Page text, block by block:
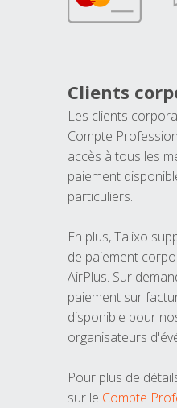
Clients
Les clients
Compte
accès à tous les
paiement
particuliers.
En plus, Talixo
de paiement
AirPlus. Sur
paiement sur
disponible pour
organisateurs
Pour plus de
sur le Compte